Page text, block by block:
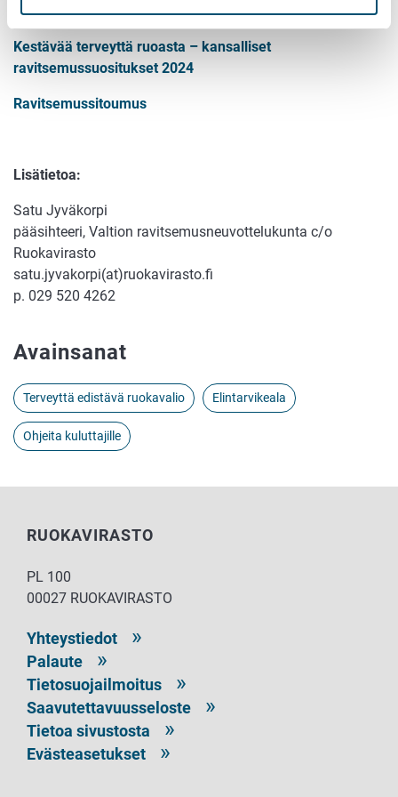
Linkkejä:
Kestävää terveyttä ruoasta – kansalliset
ravitsemussuositukset 2024
Ravitsemussitoumus
Lisätietoa:
Satu Jyväkorpi
pääsihteeri, Valtion ravitsemusneuvottelukunta c/o
Ruokavirasto
satu.jyvakorpi(at)ruokavirasto.fi
p. 029 520 4262
Avainsanat
Terveyttä edistävä ruokavalio Elintarvikeala
Ohjeita kuluttajille
RUOKAVIRASTO
PL 100
00027 RUOKAVIRASTO
Yhteystiedot
Palaute
Tietosuojailmoitus
Saavutettavuusseloste
Tietoa sivustosta
Evästeasetukset